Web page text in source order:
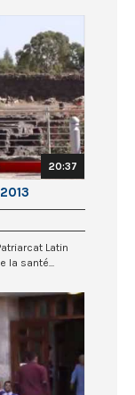
20:37
Latin
la santé...